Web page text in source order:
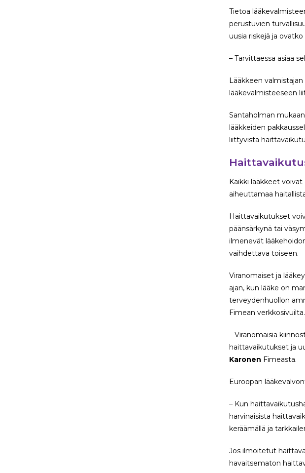
Tietoa
perustuvien
uusia riskejä ja
– Tarvittaessa asiaa
Lääkkeen
lääkevalmisteeseen
Santaholman
lääkkeiden
liittyvistä
Kaikki lääkkeet
aiheuttamaa
Haittavaikutukset
päänsärkynä tai
ilmenevät
vaihdettava toiseen.
Viranomaiset ja
ajan, kun lääke on
terveydenhuollon
Fimean verkkosivuilta.
– Viranomaisia
haittavaikutukset ja
Karonen Fimeasta.
Euroopan
– Kun
harvinaisista
keräämällä ja
Jos ilmoitetut
havaitsematon